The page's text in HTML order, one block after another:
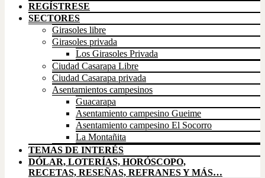
REGÍSTRESE
SECTORES
Girasoles libre
Girasoles privada
Los Girasoles Privada
Ciudad Casarapa Libre
Ciudad Casarapa privada
Asentamientos campesinos
Guacarapa
Asentamiento campesino Gueime
Asentamiento campesino El Socorro
La Montañita
TEMAS DE INTERÉS
DÓLAR, LOTERÍAS, HORÓSCOPO,
RECETAS, RESEÑAS, REFRANES Y MÁS…